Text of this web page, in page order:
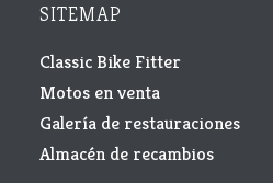
SITEMAP
Classic Bike Fitter
Motos en venta
Galería de restauraciones
Almacén de recambios